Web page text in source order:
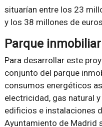
situarían entre los 23
y los 38 millones de
Parque
Para desarrollar este
conjunto del parque
consumos energéticos
electricidad, gas natural
edificios e instalaciones
Ayuntamiento de Madrid